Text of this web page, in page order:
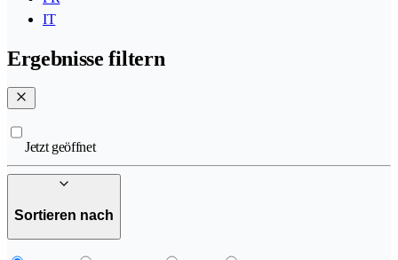
IT
Ergebnisse filtern
Jetzt geöffnet
Sortieren nach